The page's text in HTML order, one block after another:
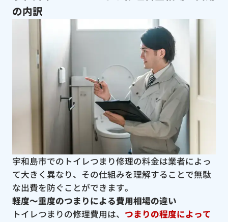
の内訳
宇和島市でのトイレつまり修理の料金は業者によっ
て大きく異なり、その仕組みを理解することで無駄
な出費を防ぐことができます。
軽度〜重度のつまりによる費用相場の違い
トイレつまりの修理費用は、 つまりの程度によって